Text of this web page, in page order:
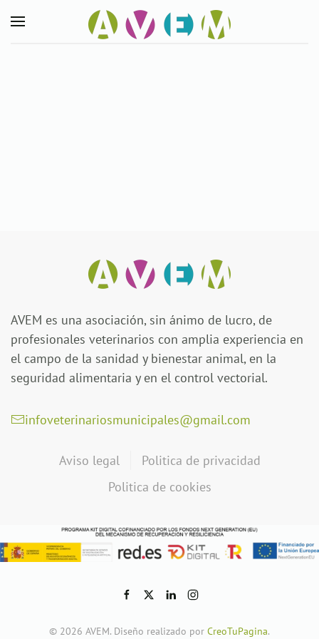
Skip to main content
AVEM es una asociación, sin ánimo de lucro, de
profesionales veterinarios con amplia experiencia en
el campo de la sanidad y bienestar animal, en la
seguridad alimentaria y en el control vectorial.
infoveterinariosmunicipales@gmail.com
Aviso legal
Politica de privacidad
Politica de cookies
© 2026 AVEM. Diseño realizado por CreoTuPagina.